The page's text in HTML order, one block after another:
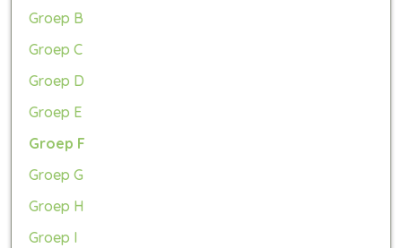
Groep B
Groep C
Groep D
Groep E
Groep F
Groep G
Groep H
Groep I